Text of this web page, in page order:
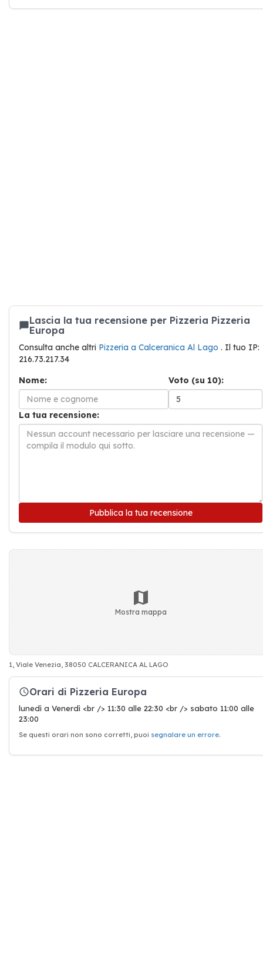
Lascia la tua recensione per Pizzeria Pizzeria
Europa
Consulta anche altri Pizzeria a Calceranica Al Lago . Il tuo IP:
216.73.217.34
Nome:
Voto (su 10):
La tua recensione:
Pubblica la tua recensione
Mostra mappa
1, Viale Venezia, 38050 CALCERANICA AL LAGO
Orari di Pizzeria Europa
lunedì a Venerdì <br /> 11:30 alle 22:30 <br /> sabato 11:00 alle
23:00
Se questi orari non sono corretti, puoi segnalare un errore.